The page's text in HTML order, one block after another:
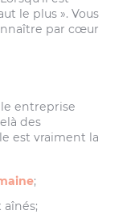
le plus ». Vous
par cœur
entreprise
des
est vraiment la
;